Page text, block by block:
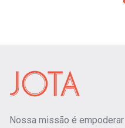
Nossa missão é